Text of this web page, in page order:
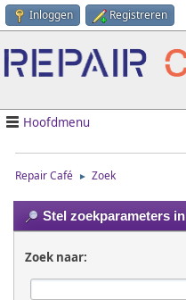
Inloggen Registreren
Hoofdmenu
Repair Café ► Zoek
Stel zoekparameters in
Zoek naar: